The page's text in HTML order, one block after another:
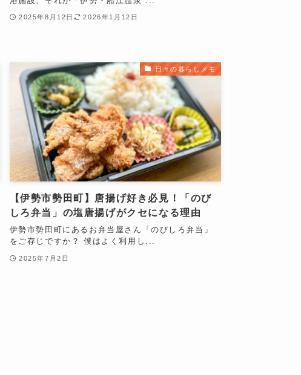
2025年8月12日 2026年1月12日
日々の暮らしメモ
【伊勢市勢田町】唐揚げ好き必見！「のび
しろ弁当」の塩唐揚げがクセになる理由
伊勢市勢田町にあるお弁当屋さん「のびしろ弁当」
をご存じですか？ 僕はよく利用し...
2025年7月2日